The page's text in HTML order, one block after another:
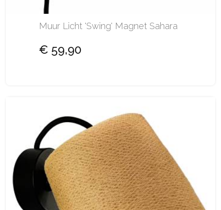
Muur Licht 'Swing' Magnet Sahara
€ 59,90